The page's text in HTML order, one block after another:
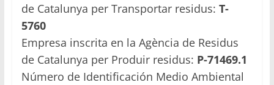
de Catalunya per Transportar residus: T-
5760
Empresa inscrita en la Agència de Residus
de Catalunya per Produir residus: P-71469.1
Número de Identificación Medio Ambiental